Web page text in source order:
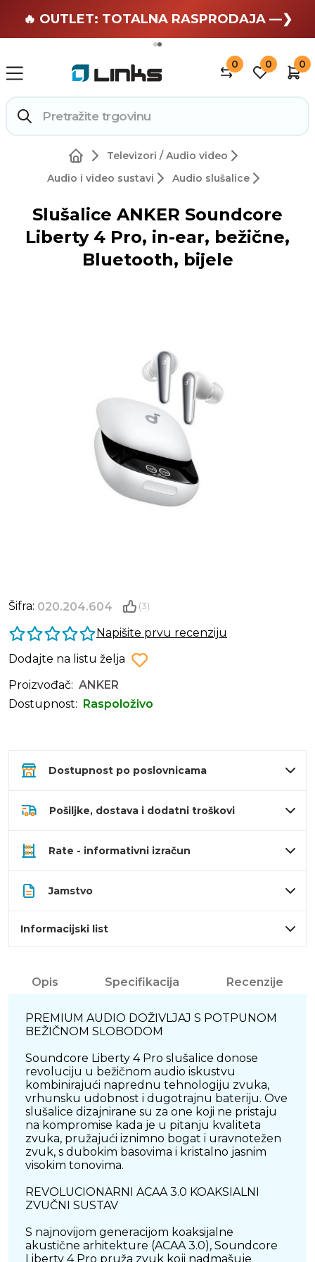
🏄 Zaslužuješ odmor —❯
🔥 OUTLET: TOTALNA RASPRODAJA —❯
0 0 0
Televizori / Audio video
Audio i video sustavi
Audio slušalice
Slušalice ANKER Soundcore
Liberty 4 Pro, in-ear, bežične,
Bluetooth, bijele
Šifra: 020.204.604 (3)
Napišite prvu recenziju
Dodajte na listu želja
Proizvođač: ANKER
Dostupnost:
Raspoloživo
Dostupnost po poslovnicama
Pošiljke, dostava i dodatni troškovi
Rate - informativni izračun
Jamstvo
Informacijski list
Opis Specifikacija Recenzije
PREMIUM AUDIO DOŽIVLJAJ S POTPUNOM
BEŽIČNOM SLOBODOM
Soundcore Liberty 4 Pro slušalice donose
revoluciju u bežičnom audio iskustvu
kombinirajući naprednu tehnologiju zvuka,
vrhunsku udobnost i dugotrajnu bateriju. Ove
slušalice dizajnirane su za one koji ne pristaju
na kompromise kada je u pitanju kvaliteta
zvuka, pružajući iznimno bogat i uravnotežen
zvuk, s dubokim basovima i kristalno jasnim
visokim tonovima.
REVOLUCIONARNI ACAA 3.0 KOAKSIALNI
ZVUČNI SUSTAV
S najnovijom generacijom koaksijalne
akustične arhitekture (ACAA 3.0), Soundcore
Liberty 4 Pro pruža zvuk koji nadmašuje